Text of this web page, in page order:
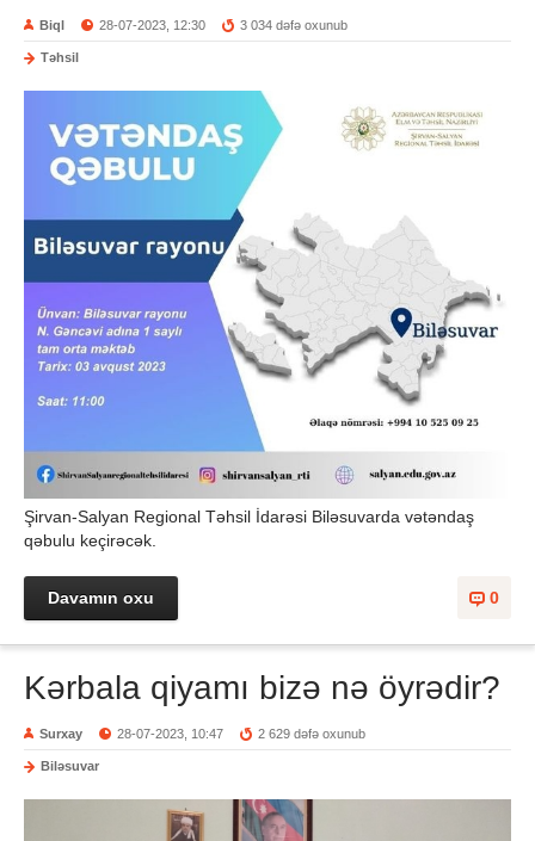
Biql 28-07-2023, 12:30 3 034 dəfə oxunub
Təhsil
Şirvan-Salyan Regional Təhsil İdarəsi Biləsuvarda vətəndaş
qəbulu keçirəcək.
0
Davamın oxu
Kərbala qiyamı bizə nə öyrədir?
Surxay 28-07-2023, 10:47 2 629 dəfə oxunub
Biləsuvar